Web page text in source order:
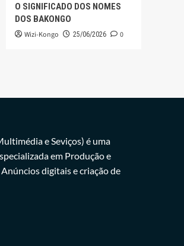
O SIGNIFICADO DOS NOMES
DOS BAKONGO
Wizi-Kongo 25/06/2026 0
e Seviços) é uma
em Produção e
digitais e criação de